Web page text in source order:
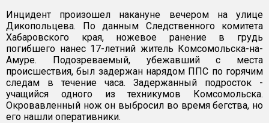
Инцидент произошел накануне вечером на улице
Дикопольцева. По данным Следственного комитета
Хабаровского края, ножевое ранение в грудь
погибшего нанес 17-летний житель Комсомольска-на-
Амуре. Подозреваемый, убежавший с места
происшествия, был задержан нарядом ППС по горячим
следам в течение часа. Задержанный подросток -
учащийся одного из техникумов Комсомольска.
Окровавленный нож он выбросил во время бегства, но
его нашли оперативники.